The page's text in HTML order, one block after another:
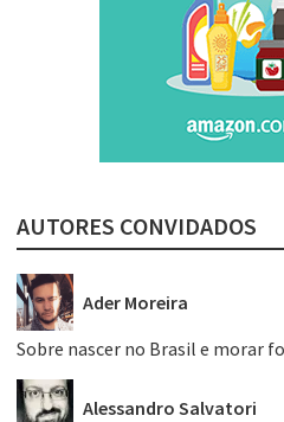
AUTORES CONVIDADOS
Ader Moreira
Sobre nascer no Brasil e morar
Alessandro Salvatori